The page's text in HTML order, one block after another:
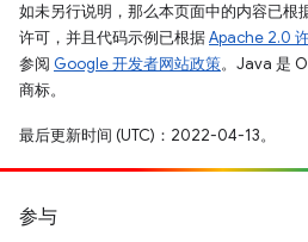
如未另行说明，那么本页面中的内容已根
许可，并且代码示例已根据Apache 2.0
参阅 Google 开发者网站政策。Java 是
商标。
最后更新时间 (UTC)：2022-04-13。
参与